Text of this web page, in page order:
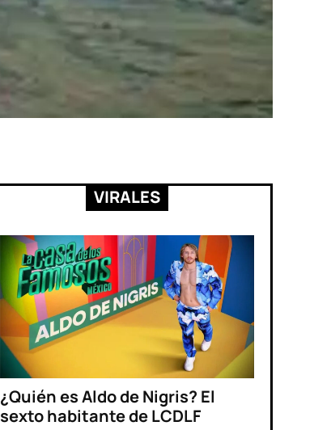
VIRALES
¿Quién es Aldo de Nigris? El
sexto habitante de LCDLF